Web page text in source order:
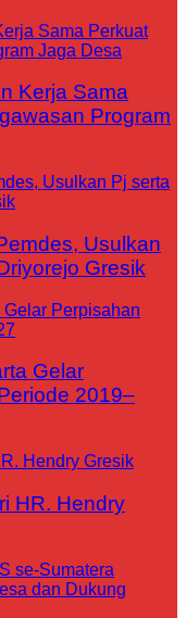
Kerja Sama
Program
Usulkan
Gresik
Gelar
2019–
HR. Hendry